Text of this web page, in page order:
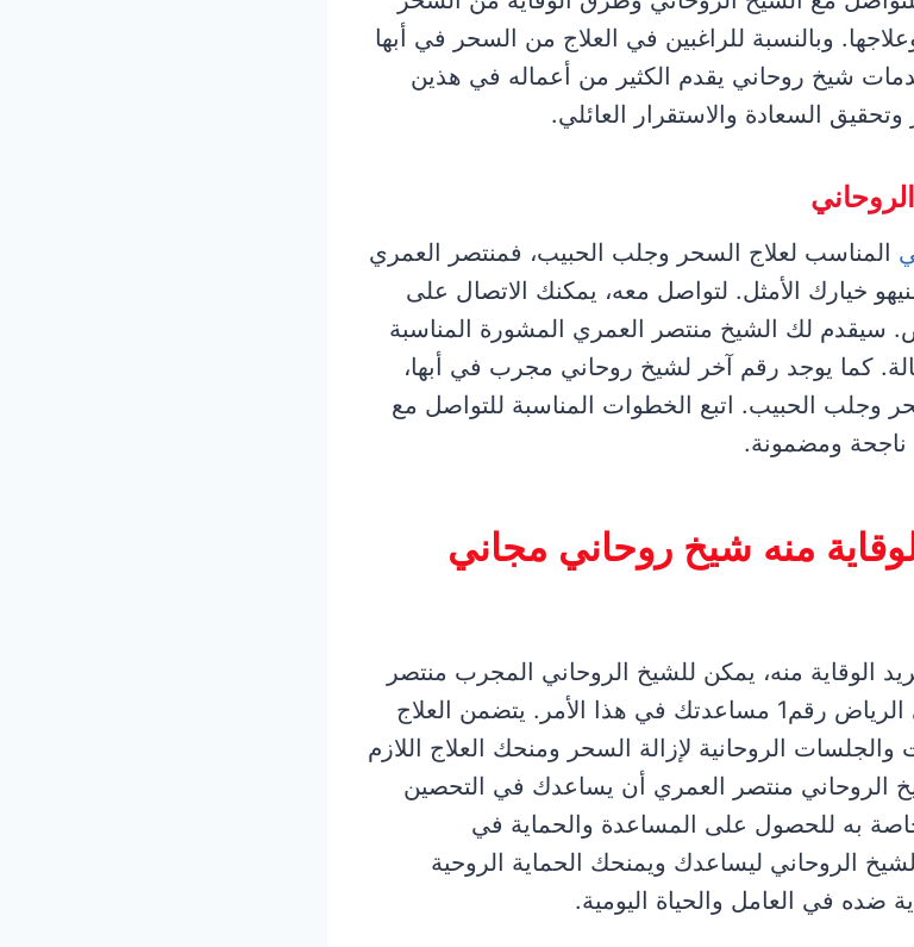
وبالنسبة للراغبين في العلاج من السحر في أبها
شيخ روحاني يقدم الكثير من أعماله في هذين
السعادة والاستقرار العائلي.
المناسب لعلاج السحر وجلب الحبيب، فمنتصر العمري
خيارك الأمثل. لتواصل معه، يمكنك الاتصال على
سيقدم لك الشيخ منتصر العمري المشورة المناسبة
كما يوجد رقم آخر لشيخ روحاني مجرب في أبها،
وجلب الحبيب. اتبع الخطوات المناسبة للتواصل مع
ناجحة ومضمونة.
منه شيخ روحاني مجاني
الوقاية منه، يمكن للشيخ الروحاني المجرب منتصر
العمري شيخ روحاني سعودي في الرياض رقم1 مساعدتك في هذا الأمر. يتضمن العلاج
الروحانية لإزالة السحر ومنحك العلاج اللازم
الروحاني منتصر العمري أن يساعدك في التحصين
به للحصول على المساعدة والحماية في
الروحاني ليساعدك ويمنحك الحماية الروحية
ضده في العامل والحياة اليومية.